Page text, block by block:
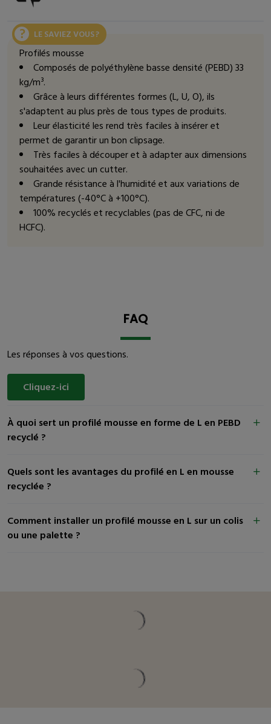
LE SAVIEZ VOUS ?
Profilés mousse
Composés de polyéthylène basse densité (PEBD) 33
kg/m³.
Grâce à leurs différentes formes (L, U, O), ils
s'adaptent au plus près de tous types de produits.
Leur élasticité les rend très faciles à insérer et
permet de garantir un bon clipsage.
Très faciles à découper et à adapter aux dimensions
souhaitées avec un cutter.
Grande résistance à l'humidité et aux variations de
températures (-40°C à +100°C).
100% recyclés et recyclables (pas de CFC, ni de
HCFC).
FAQ
Les réponses à vos questions.
Cliquez-ici
À quoi sert un profilé mousse en forme de L en PEBD
recyclé ?
Quels sont les avantages du profilé en L en mousse
recyclée ?
Comment installer un profilé mousse en L sur un colis
ou une palette ?
Vous pourriez être intéressé